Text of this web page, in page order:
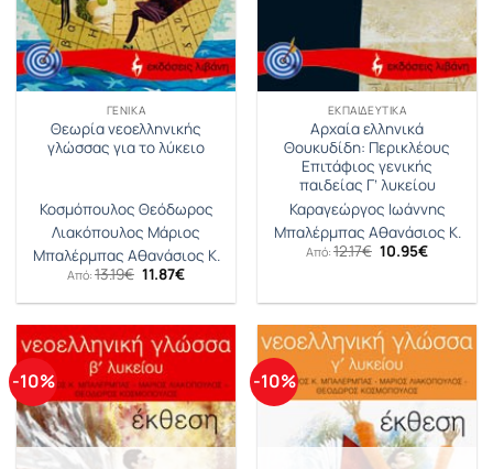
ΓΕΝΙΚΆ
Θεωρία νεοελληνικής
γλώσσας για το λύκειο
Κοσμόπουλος Θεόδωρος
Λιακόπουλος Μάριος
Μπαλέρμπας Αθανάσιος Κ.
Από: 13.19€ Original
price
was:
11.87€Η
τιμή
11.87€.
ΕΚΠΑΙΔΕΥΤΙΚΆ
Αρχαία ελληνικά
Θουκυδίδη: Περικλέους
Επιτάφιος γενικής
παιδείας Γ’ λυκείου
Καραγεώργος Ιωάννης
Μπαλέρμπας Αθανάσιος Κ.
Από: 12.17€ Original
price
10.95€Η
10.95€.
-10% -10%